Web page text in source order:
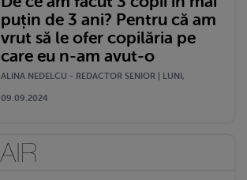
puțin de 3 ani? Pentru că am
vrut să le ofer copilăria pe
care eu n-am avut-o
ALINA NEDELCU - REDACTOR SENIOR | LUNI,
09.09.2024